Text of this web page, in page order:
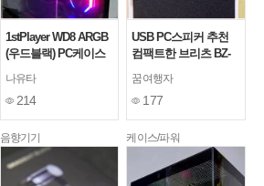
1stPlayer WD8 ARGB
(우드블랙) PC케이스
나유타
214
USB PC스피커 추천
컴팩트한 브리츠 BZ-
꿈여행자
177
음향기기 케이스/파워